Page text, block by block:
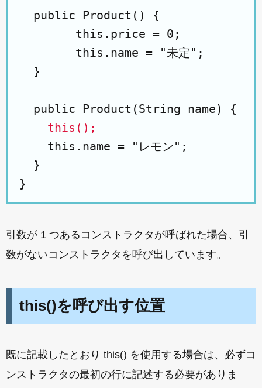
  public Product() {
  }
  public Product(String name) {
this();
    this.name = "レモン";
  }
引数が 1 つあるコンストラクタが呼ばれた場合、引
数がないコンストラクタを呼び出しています。
this()を呼び出す位置
既に記載したとおり this() を使用する場合は、必ずコ
ンストラクタの最初の行に記述する必要がありま